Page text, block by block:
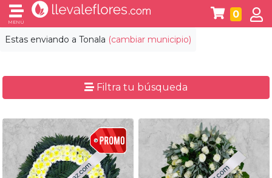
Estas enviando a Tonala (cambiar municipio)
MENÚ
0
Filtra tu búsqueda